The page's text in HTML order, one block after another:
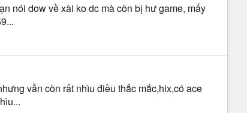
nói dow về xài ko dc mà còn bị hư game, mấy
vẫn còn rất nhìu điều thắc mắc,hix,có ace